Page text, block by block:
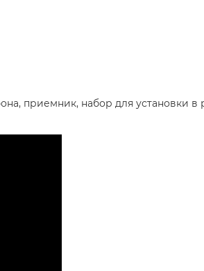
приемник, набор для установки в